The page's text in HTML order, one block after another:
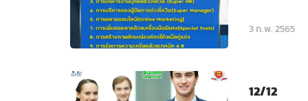
3 ก.พ. 2565
12/12